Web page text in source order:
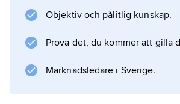
sprick- och hålrumsfyllnad i
bergarter men också som
sedimentära och metamorfa
har gjorts i bl.a. Bishop
Objektiv och pålitlig kunskap.
Prova det, du kommer att gilla
Marknadsledare i Sverige.